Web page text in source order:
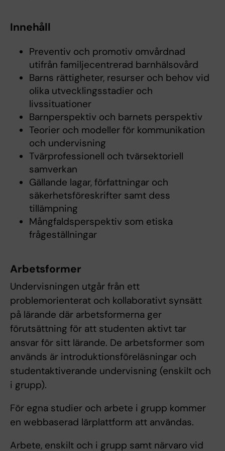
Innehåll
Preventiv och promotiv omvårdnad
utifrån familjecentrerad barnhälsovård
Barns rättigheter, resurser och behov vid
olika utvecklingsstadier och
livssituationer
Barnperspektiv och barnets perspektiv
Teorier och modeller för kommunikation
och undervisning
Tvärprofessionell och tvärsektoriell
samverkan
Gällande lagar, författningar och
säkerhetsföreskrifter samt dess
tillämpning
Mångfaldsperspektiv som etiska
frågeställningar
Arbetsformer
Undervisningen utgår från ett
problemorienterat och kollaborativt synsätt
på lärande där arbetsformerna ger
förutsättning för att studenten aktivt tar
ansvar för sitt lärande. De arbetsformer som
används är introduktionsföreläsningar och
studentaktiverande undervisning (enskilt och
i grupp).
För egna studier och arbete i grupp kommer
en webbaserad lärplattform att användas.
Arbete, enskilt och i grupp samt närvaro vid